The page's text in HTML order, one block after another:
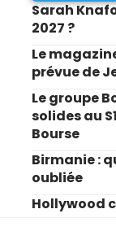
Sarah
2027 ?
Le
prévue de
Le groupe
solides au
Bourse
Birmanie :
oubliée
Hollywood